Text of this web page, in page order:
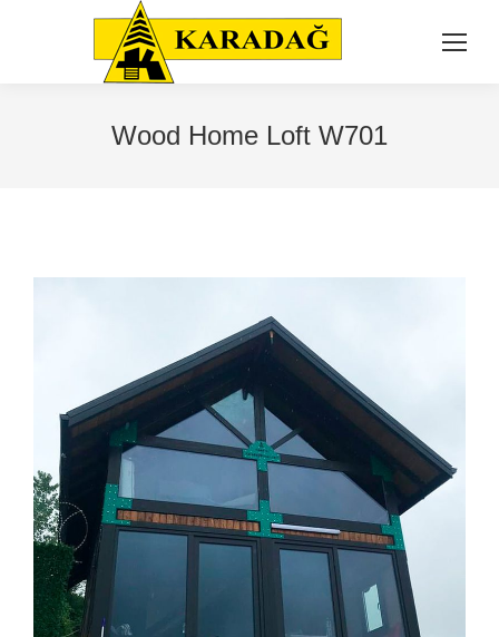
Wood Home Loft W701